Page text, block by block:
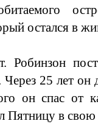
остался в
Робинзон
25 лет он
он спас от
Пятницу в свою